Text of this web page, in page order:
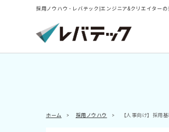
採用ノウハウ - レバテック|エンジニア&クリエイターの
ホーム > 採用ノウハウ > 【人事向け】採用